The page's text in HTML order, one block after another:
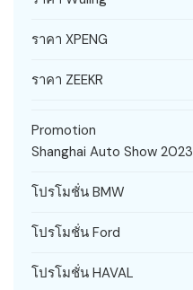
ราคา XPENG
ราคา ZEEKR
Promotion
Shanghai Auto Show 2023
โปรโมชั่น BMW
โปรโมชั่น Ford
โปรโมชั่น HAVAL